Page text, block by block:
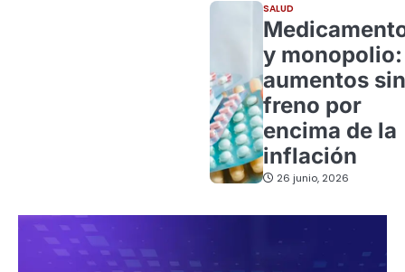
SALUD
y monopolio:
aumentos sin
freno por
encima de la
inflación
26 junio, 2026